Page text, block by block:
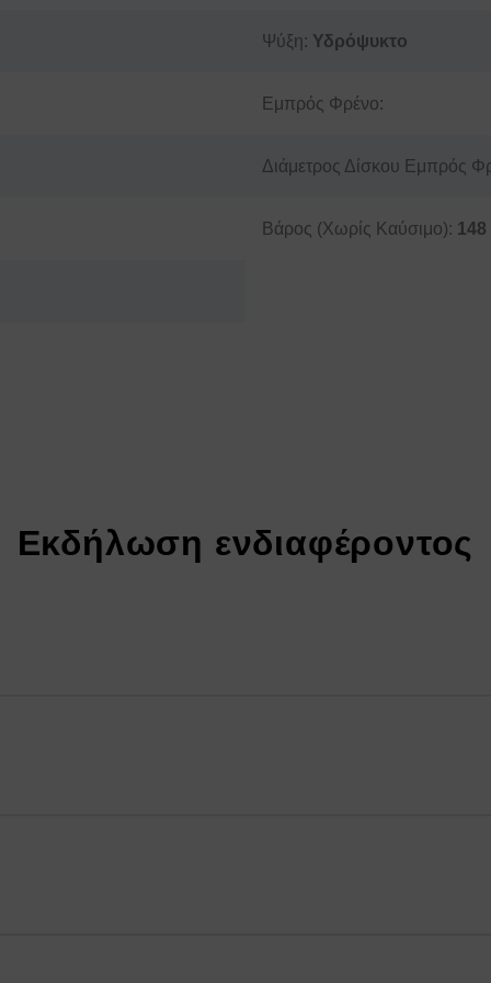
Ψύξη: Υδρόψυκτο
Εμπρός Φρένο:
Διάμετρος Δίσκου Εμπρός
Βάρος (Χωρίς Καύσιμο): 148
Εκδήλωση ενδιαφέροντος